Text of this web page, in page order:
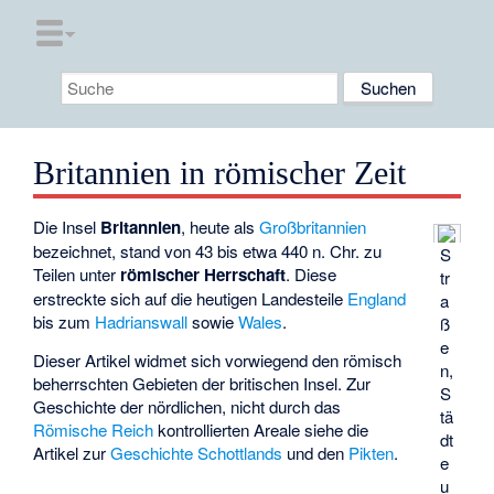
Britannien in römischer Zeit
S
tr
a
ß
e
n,
S
tä
dt
e
u
Die Insel Britannien, heute alsGroßbritannien
bezeichnet, stand von 43 bis etwa 440 n. Chr. zu
Teilen unter römischer Herrschaft. Diese
erstreckte sich auf die heutigen Landesteile England
bis zum HadrianswallsowieWales.
Dieser Artikel widmet sich vorwiegend den römisch
beherrschten Gebieten der britischen Insel. Zur
Geschichte der nördlichen, nicht durch das
Römische Reichkontrollierten Areale siehe die
Artikel zurGeschichte Schottlands und den Pikten.